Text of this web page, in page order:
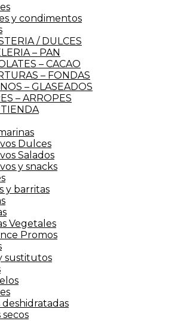
y condimentos
/ DULCES
– PAN
– CACAO
– FONDAS
– GLASEADOS
– ARROPES
Dulces
Salados
y snacks
y barritas
Vegetales
Promos
sustitutos